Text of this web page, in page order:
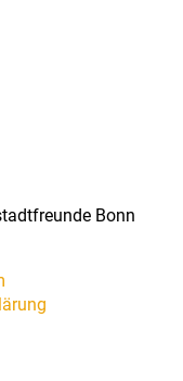
Bonn